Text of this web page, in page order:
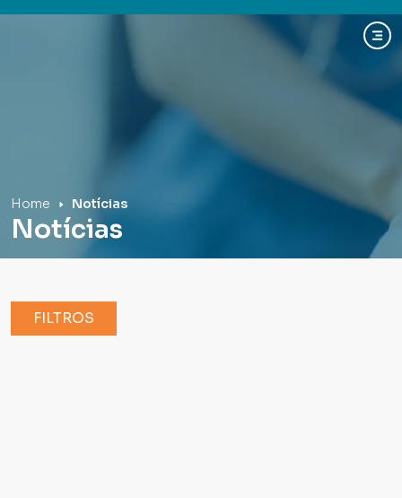
Home Notícias
Notícias
FILTROS